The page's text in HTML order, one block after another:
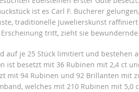
ist es Carl F. Bucherer
traditionelle Juwelierskunst
tritt, zieht sie
auf je 25 Stück limitiert und bestehen
ist besetzt mit 36 Rubinen mit 2,4 ct
mit 94 Rubinen und 92 Brillanten mit
welches mit 210 Rubinen mit 5,0